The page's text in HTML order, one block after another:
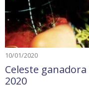
10/01/2020
Celeste
2020